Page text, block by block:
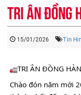
TRI ÂN ĐỒNG
15/01/2026 Tin
TRI ÂN ĐỒNG
Chào đón năm mới